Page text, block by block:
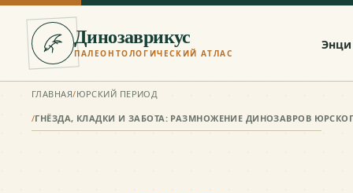
Динозаврикус
ПАЛЕОНТОЛОГИЧЕСКИЙ АТЛАС
ГЛАВНАЯ/ЮРСКИЙ ПЕРИОД
/